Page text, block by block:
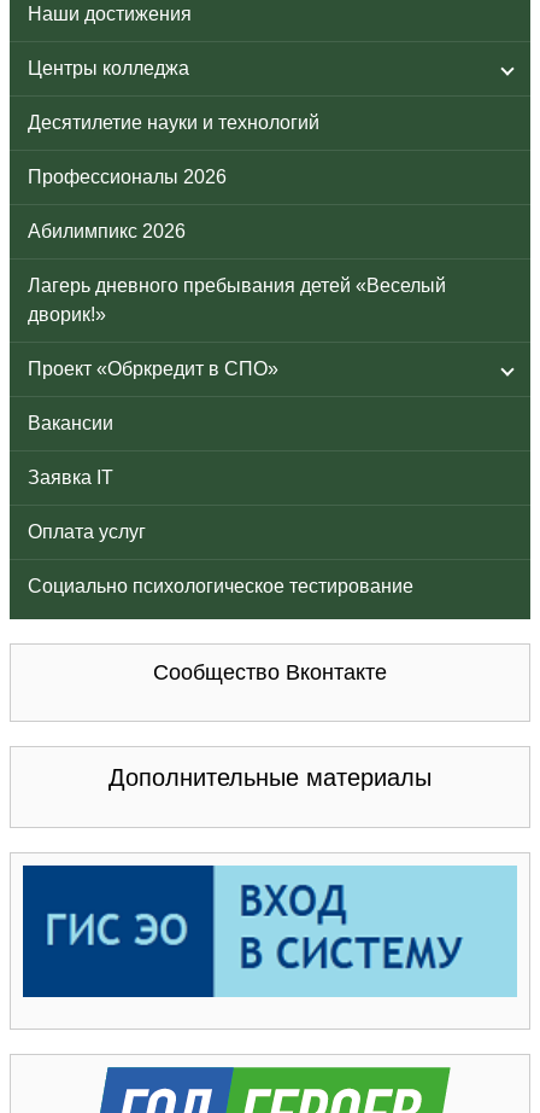
Наши достижения
Центры колледжа
Десятилетие науки и технологий
Профессионалы 2026
Абилимпикс 2026
Лагерь дневного пребывания детей «Веселый
дворик!»
Проект «Обркредит в СПО»
Вакансии
Заявка IT
Оплата услуг
Социально психологическое тестирование
Сообщество Вконтакте
Дополнительные материалы